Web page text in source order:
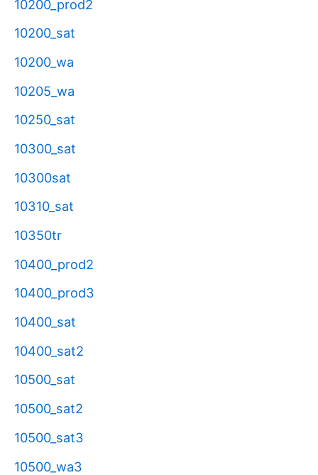
10200_prod2
10200_sat
10200_wa
10205_wa
10250_sat
10300_sat
10300sat
10310_sat
10350tr
10400_prod2
10400_prod3
10400_sat
10400_sat2
10500_sat
10500_sat2
10500_sat3
10500_wa3